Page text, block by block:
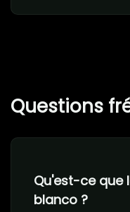
Questions
Qu'est-ce que
blanco ?